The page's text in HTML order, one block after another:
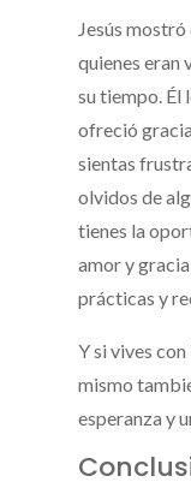
Jesús
quienes eran
su tiempo. Él
ofreció
sientas
olvidos de
tienes la
amor y
prácticas y
Y si vives
mismo
esperanza y